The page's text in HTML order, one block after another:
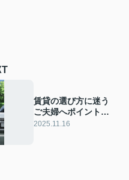
賃貸の選び方に迷う
ご夫婦へポイントを
紹介！住み替え成功
2025.11.16